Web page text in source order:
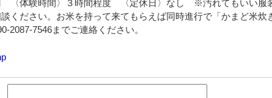
〈体験時間〉３時間程度 〈定休日〉なし ※汚れてもいい服
ください。お米を持って来てもらえば同時進行で「かまど米炊
2087-7546までご連絡ください。